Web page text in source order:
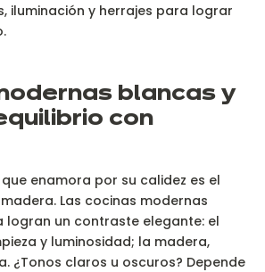
iluminación y herrajes para lograr
blancas y
con
enamora por su calidez es el
Las cocinas modernas
logran un contraste elegante: el
y luminosidad; la madera,
¿Tonos claros u oscuros? Depende